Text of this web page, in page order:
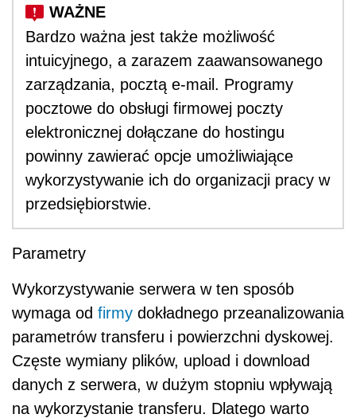
Bardzo ważna jest także możliwość
intuicyjnego, a zarazem zaawansowanego
zarządzania, pocztą e-mail. Programy
pocztowe do obsługi firmowej poczty
elektronicznej dołączane do hostingu
powinny zawierać opcje umożliwiające
wykorzystywanie ich do organizacji pracy w
przedsiębiorstwie.
Parametry
Wykorzystywanie serwera w ten sposób
wymaga od firmy dokładnego przeanalizowania
parametrów transferu i powierzchni dyskowej.
Częste wymiany plików, upload i download
danych z serwera, w dużym stopniu wpływają
na wykorzystanie transferu. Dlatego warto